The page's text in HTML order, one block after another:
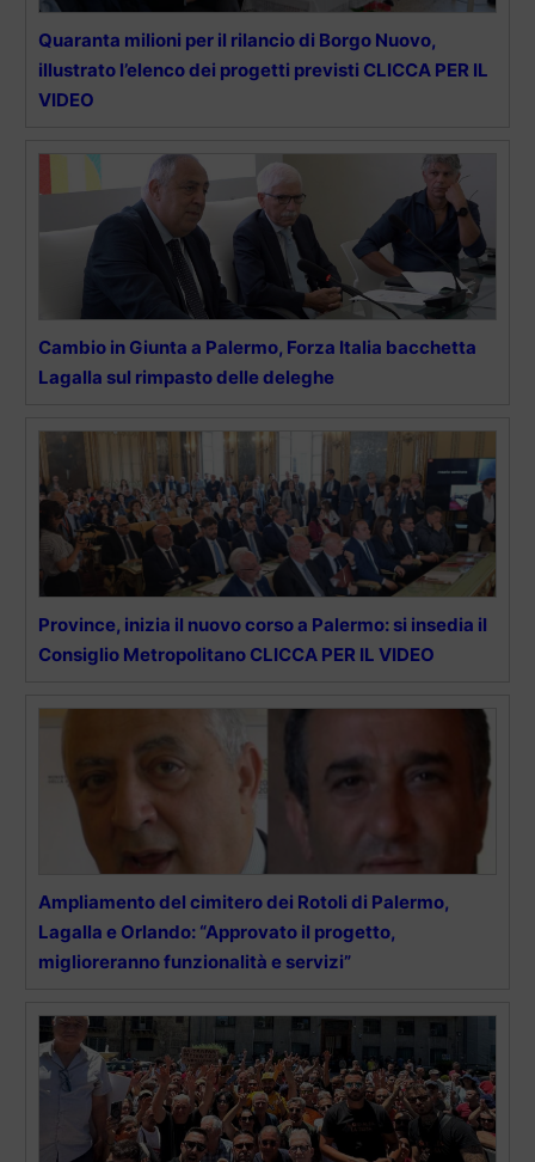
Quaranta milioni per il rilancio di Borgo Nuovo,
illustrato l’elenco dei progetti previsti CLICCA PER IL
VIDEO
Cambio in Giunta a Palermo, Forza Italia bacchetta
Lagalla sul rimpasto delle deleghe
Province, inizia il nuovo corso a Palermo: si insedia il
Consiglio Metropolitano CLICCA PER IL VIDEO
Ampliamento del cimitero dei Rotoli di Palermo,
Lagalla e Orlando: “Approvato il progetto,
miglioreranno funzionalità e servizi”